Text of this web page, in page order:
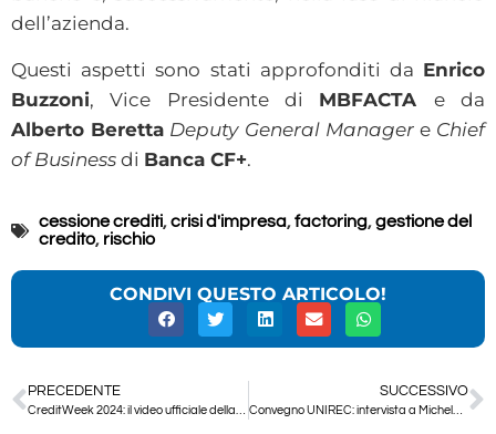
dell’azienda.
Questi aspetti sono stati approfonditi da Enrico
Buzzoni, Vice Presidente di MBFACTA e da
Alberto Beretta Deputy General Managere Chief
of Business di Banca CF+.
cessione crediti,crisi d'impresa,factoring,gestione del
credito, rischio
CONDIVI QUESTO ARTICOLO!
PRECEDENTE SUCCESSIVO